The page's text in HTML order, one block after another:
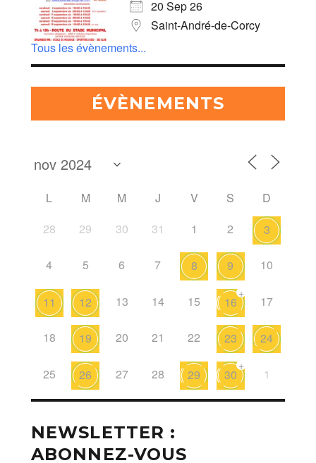
20 Sep 26
Saint-André-de-Corcy
Tous les évènements...
ÉVÈNEMENTS
L M M J V S
D
28
29 30 31 1 2 3
4 5 6 7 8 9 10
11 12 13 14 15 16
+
17
18 19 20 21 22 23 24
25 26 27 28 29 30
+
1
NEWSLETTER :
ABONNEZ-VOUS